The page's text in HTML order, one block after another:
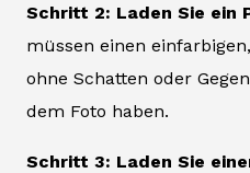
Schritt 2: Laden Sie ein
müssen einen
ohne Schatten oder
dem Foto haben.
Schritt 3: Laden Sie